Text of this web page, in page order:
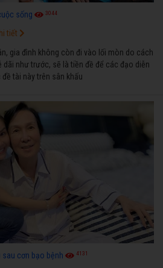
sống 3044
gia đình không còn đi vào lối mòn do cách
dãi như trước, sẽ là tiền đề để các đạo diễn
tài này trên sân khấu
tiết
sau cơn bạo bệnh 4131